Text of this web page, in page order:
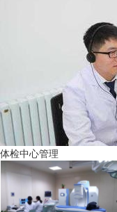
体检中心管理